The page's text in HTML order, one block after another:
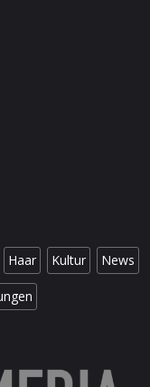
Haar Kultur News